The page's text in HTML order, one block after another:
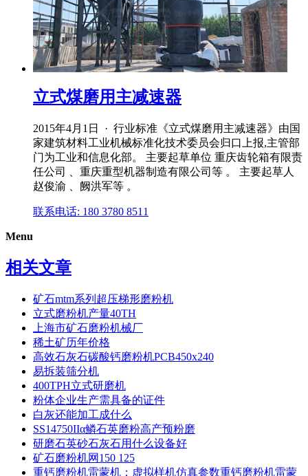
立式煤磨用主减速器
2015年4月1日 · 行业标准《立式煤磨用主减速器》由国
家建筑材料工业机械标准化技术委员会归口上报,主管部
门为工业和信息化部。 主要起草单位 重庆齿轮箱有限责
任公司 、重庆重型机器制造有限公司等 。 主要起草人
赵俊渝 、阙洪军等 。
联系电话: 180 3780 8511
Menu
相关文章
矿石mtm系列超压梯形磨粉机
立式磨粉机产量40TH
上海市矿石磨粉机械厂
稀土矿历年价格
高效石灰石碳酸钙磨粉机PCB450x240
易拆装筛分机
400TPH立式研磨机
粉体企业生产需具备的证件
白灰还能加工成什么
SS14750IIα鳞石英磨粉高产预粉磨
研磨石英砂石灰石用什么设备好
矿石磨粉机网150 125
重钙磨粉机雷蒙机；虚拟样机仿真参数重钙磨粉机雷蒙